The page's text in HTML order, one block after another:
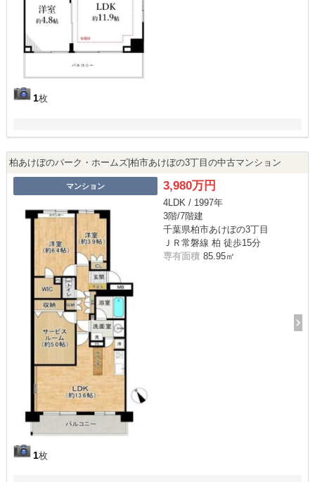
1枚
柏あけぼのパーク・ホームズ|柏市あけぼの3丁目の中古マンション
マンション
1枚
3,980万円
4LDK / 1997年
3階/7階建
千葉県柏市あけぼの3丁目
ＪＲ常磐線 柏 徒歩15分
専有面積 85.95㎡